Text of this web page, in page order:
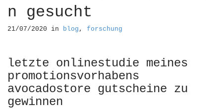
n gesucht
21/07/2020 in blog , forschung
letzte onlinestudie meines
promotionsvorhabens
avocadostore gutscheine zu
gewinnen